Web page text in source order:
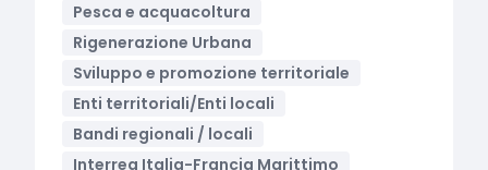
Pesca e acquacoltura
Rigenerazione Urbana
Sviluppo e promozione territoriale
Enti territoriali/Enti locali
Bandi regionali / locali
Interreg Italia-Francia Marittimo